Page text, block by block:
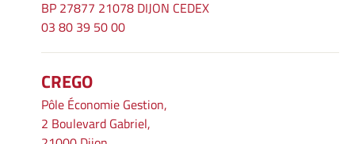
BP 27877 21078 DIJON CEDEX
03 80 39 50 00
CREGO
Pôle Économie Gestion,
2 Boulevard Gabriel,